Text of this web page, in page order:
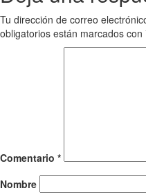
Tu dirección de correo
obligatorios están marcados con
Comentario *
Nombre